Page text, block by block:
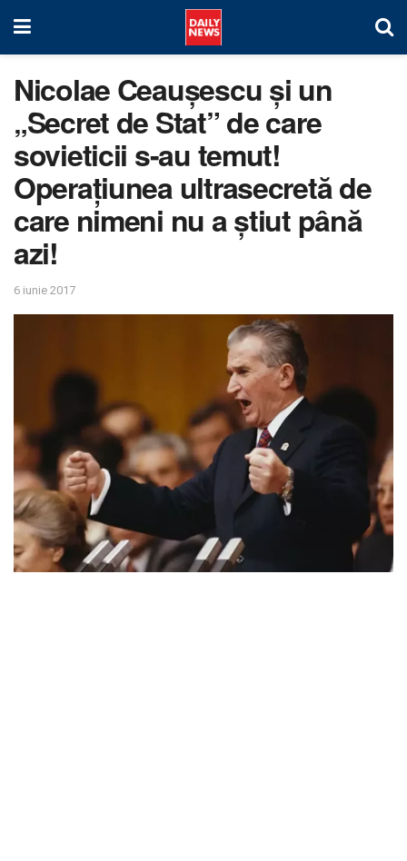
Nicolae Ceaușescu și un
„Secret de Stat” de care
sovieticii s-au temut!
Operațiunea ultrasecretă de
care nimeni nu a știut până
azi!
6 iunie 2017